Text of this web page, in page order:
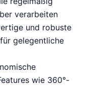
verarbeiten
und robuste
gelegentliche
wie 360°-